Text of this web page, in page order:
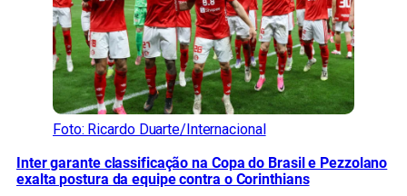
Foto: Ricardo Duarte/Internacional
Inter garante classificação na Copa do Brasil e Pezzolano
exalta postura da equipe contra o Corinthians